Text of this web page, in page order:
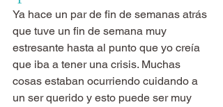
Ya hace un par de fin de semanas atrás
que tuve un fin de semana muy
estresante hasta al punto que yo creía
que iba a tener una crisis. Muchas
cosas estaban ocurriendo cuidando a
un ser querido y esto puede ser muy